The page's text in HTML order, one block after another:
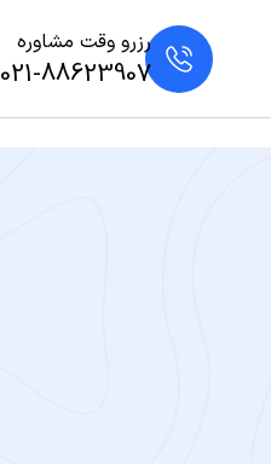
رزرو وقت مشاوره
021-88623907